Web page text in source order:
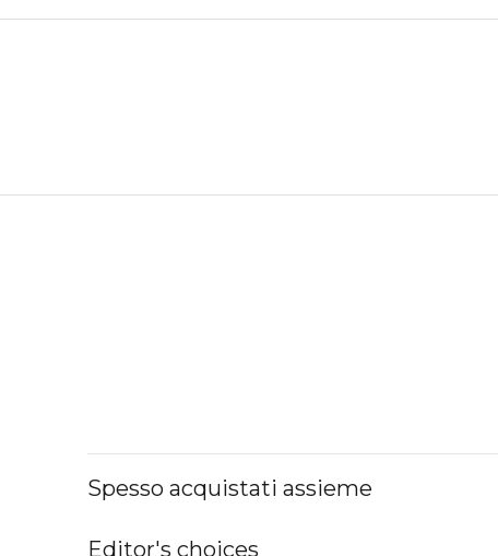
Spesso acquistati assieme
Editor's choices